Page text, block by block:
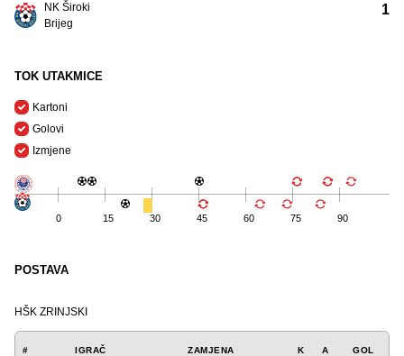
NK Široki
Brijeg
1
TOK UTAKMICE
Kartoni
Golovi
Izmjene
0 15 30 45 60 75 90
POSTAVA
HŠK ZRINJSKI
# IGRAČ ZAMJENA K A GOL